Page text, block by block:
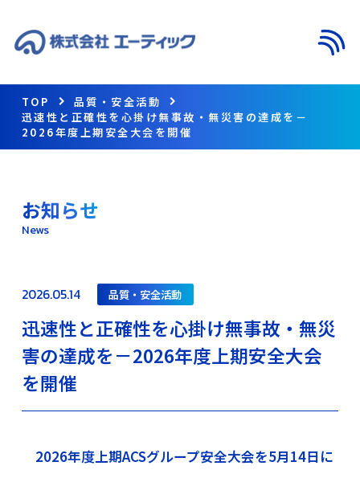
TOP
品質・安全活動
迅速性と正確性を心掛け無事故・無災害の達成を－
2026年度上期安全大会を開催
お知らせ
News
2026.05.14 品質・安全活動
迅速性と正確性を心掛け無事故・無災
害の達成を－2026年度上期安全大会
を開催
2026年度上期ACSグループ安全大会を5月14日に